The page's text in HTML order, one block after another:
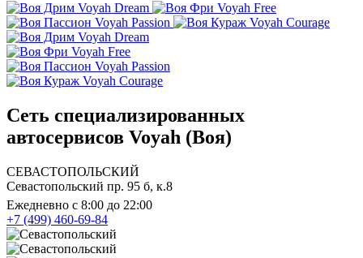
Voyah Dream
Voyah Free
Voyah Passion
Voyah Courage
Voyah Dream
Voyah Free
Voyah Passion
Voyah Courage
Сеть специализированных
автосервисов Voyah (Воя)
СЕВАСТОПОЛЬСКИЙ
Севастопольский пр. 95 б, к.8
Ежедневно с 8:00 до 22:00
+7 (499) 460-69-84